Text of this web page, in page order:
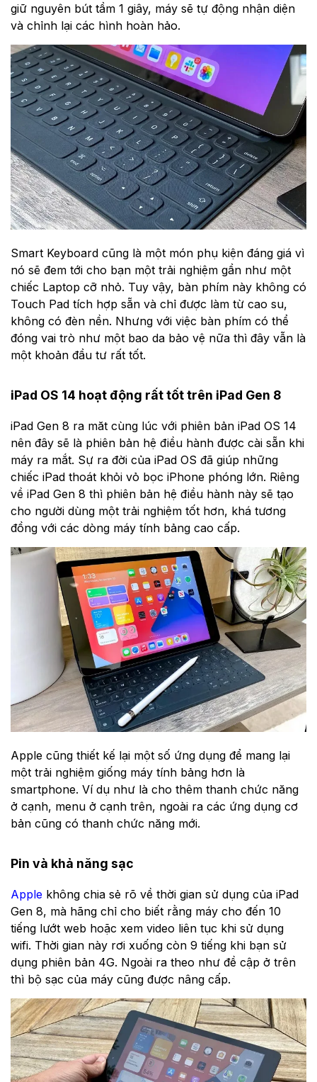
giữ nguyên bút tầm 1 giây, máy sẽ tự động nhận diện
và chỉnh lại các hình hoàn hảo.
Smart Keyboard cũng là một món phụ kiện đáng giá vì
nó sẽ đem tới cho bạn một trải nghiệm gần như một
chiếc Laptop cỡ nhỏ. Tuy vậy, bàn phím này không có
Touch Pad tích hợp sẵn và chỉ được làm từ cao su,
không có đèn nền. Nhưng với việc bàn phím có thể
đóng vai trò như một bao da bảo vệ nữa thì đây vẫn là
một khoản đầu tư rất tốt.
iPad OS 14 hoạt động rất tốt trên iPad Gen 8
iPad Gen 8 ra măt cùng lúc với phiên bản iPad OS 14
nên đây sẽ là phiên bản hệ điều hành được cài sẵn khi
máy ra mắt. Sự ra đời của iPad OS đã giúp những
chiếc iPad thoát khỏi vỏ bọc iPhone phóng lớn. Riêng
về iPad Gen 8 thì phiên bản hệ điều hành này sẽ tạo
cho người dùng một trải nghiệm tốt hơn, khá tương
đồng với các dòng máy tính bảng cao cấp.
Apple cũng thiết kế lại một số ứng dụng để mang lại
một trải nghiệm giống máy tính bảng hơn là
smartphone. Ví dụ như là cho thêm thanh chức năng
ở cạnh, menu ở cạnh trên, ngoài ra các ứng dụng cơ
bản cũng có thanh chức năng mới.
Pin và khả năng sạc
Apple không chia sẻ rõ về thời gian sử dụng của iPad
Gen 8, mà hãng chỉ cho biết rằng máy cho đến 10
tiếng lướt web hoặc xem video liên tục khi sử dụng
wifi. Thời gian này rơi xuống còn 9 tiếng khi bạn sử
dụng phiên bản 4G. Ngoài ra theo như đề cập ở trên
thì bộ sạc của máy cũng được nâng cấp.